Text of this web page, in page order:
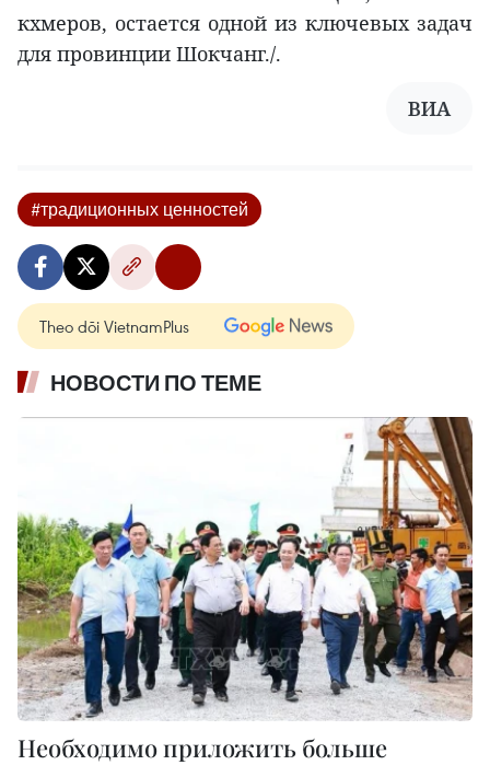
кхмеров, остается одной из ключевых задач
для провинции Шокчанг./.
ВИА
#традиционных ценностей
Theo dõi VietnamPlus
НОВОСТИ ПО ТЕМЕ
Необходимо приложить больше